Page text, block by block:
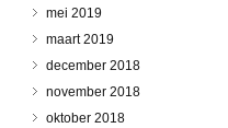
mei 2019
maart 2019
december 2018
november 2018
oktober 2018